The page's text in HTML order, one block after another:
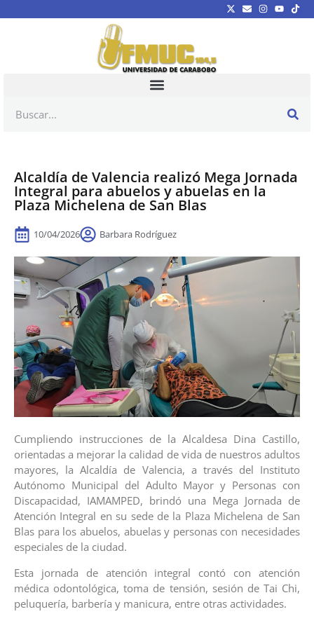
Alcaldía de Valencia realizó Mega Jornada
Integral para abuelos y abuelas en la
Plaza Michelena de San Blas
10/04/2026 Barbara Rodríguez
Cumpliendo instrucciones de la Alcaldesa Dina Castillo,
orientadas a mejorar la calidad de vida de nuestros adultos
mayores, la Alcaldía de Valencia, a través del Instituto
Autónomo Municipal del Adulto Mayor y Personas con
Discapacidad, IAMAMPED, brindó una Mega Jornada de
Atención Integral en su sede de la Plaza Michelena de San
Blas para los abuelos, abuelas y personas con necesidades
especiales de la ciudad.
Esta jornada de atención integral contó con atención
médica odontológica, toma de tensión, sesión de Tai Chi,
peluquería, barbería y manicura, entre otras actividades.